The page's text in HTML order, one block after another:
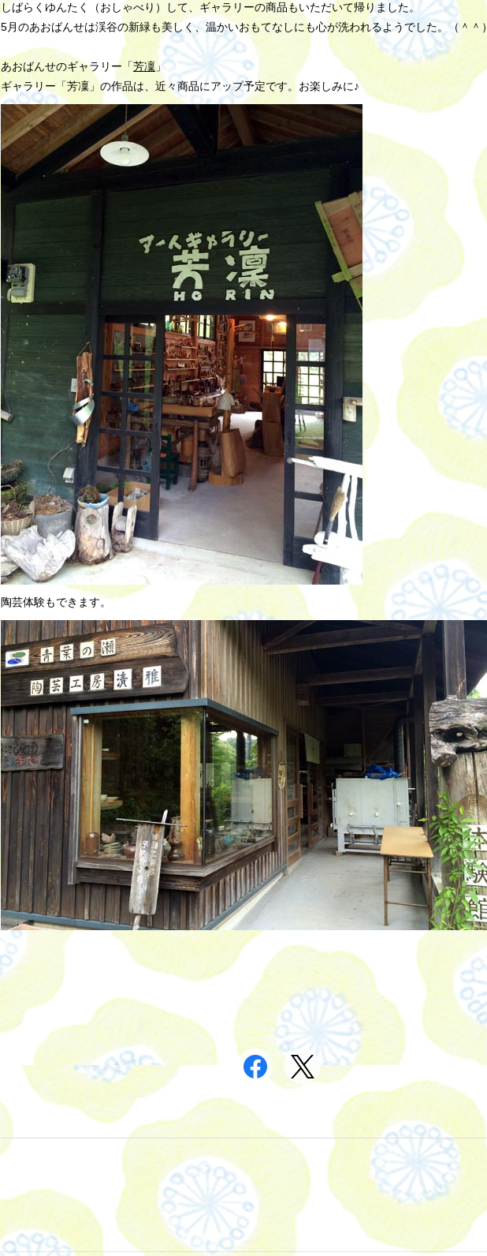
しばらくゆんたく（おしゃべり）して、ギャラリーの商品もいただいて帰りました。
5月のあおばんせは渓谷の新緑も美しく、温かいおもてなしにも心が洗われるようでした。（＾＾）
あおばんせのギャラリー「芳凜 」
ギャラリー「芳凜」の作品は、近々商品にアップ予定です。お楽しみに♪
陶芸体験もできます。